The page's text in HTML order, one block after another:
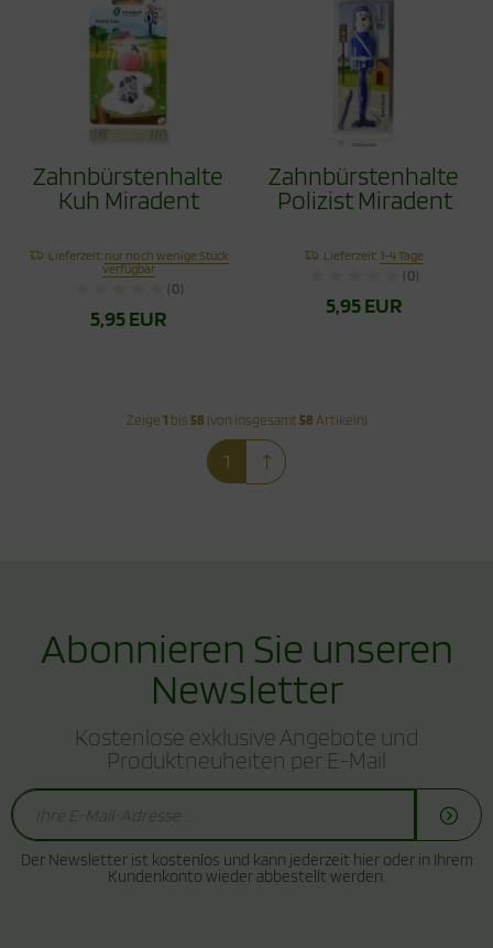
Zahnbürstenhalter
Kuh Miradent
Lieferzeit: nur noch wenige Stück
verfügbar
(0)
5,95 EUR
Zahnbürstenhalter
Polizist Miradent
Lieferzeit:1-4 Tage
(0)
5,95 EUR
Zeige 1 bis 58 (von insgesamt58 Artikeln)
1
Abonnieren Sie unseren
Newsletter
Kostenlose exklusive Angebote und
Produktneuheiten per E-Mail
Der Newsletter ist kostenlos und kann jederzeit hier oder in Ihrem
Kundenkonto wieder abbestellt werden.